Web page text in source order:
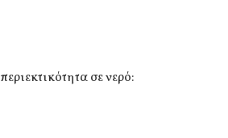
σε νερό: